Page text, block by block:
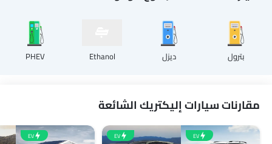
بترول ديزل Ethanol
PHEV
مقارنات سيارات إليكتريك الشائعة
EV
EV
EV